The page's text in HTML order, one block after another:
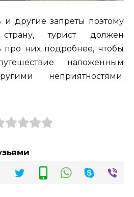
другие запреты поэтому
турист должен
про них подробнее, чтобы
наложенным
неприятностями.